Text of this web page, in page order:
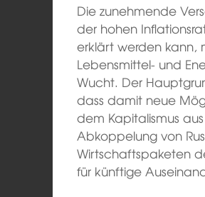
Die zunehmende
der hohen
erklärt werden kann,
Lebensmittel- und
Wucht. Der
dass damit neue
dem Kapitalismus
Abkoppelung von
Wirtschaftspaketen
für künftige